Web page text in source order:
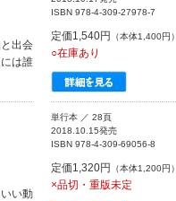
出会
は誰
ISBN 978-4-309-27978-7
定価1,540円 （本体1,400円）
○在庫あり
い動
単行本 ／ 28頁
2018.10.15発売
ISBN 978-4-309-69056-8
定価1,320円 （本体1,200円）
×品切・重版未定